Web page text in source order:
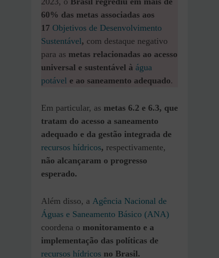
60% das metas associadas aos
17 Objetivos de Desenvolvimento
Sustentável, com destaque negativo
para as metas relacionadas ao acesso
universal e sustentável à água
potável e ao saneamento adequado.
Em particular, as metas 6.2 e 6.3, que
tratam do acesso a saneamento
adequado e da gestão integrada de
recursos hídricos, respectivamente,
não alcançaram o progresso
esperado.
Além disso, a Agência Nacional de
Águas e Saneamento Básico (ANA)
coordena o monitoramento e a
implementação das políticas de
recursos hídricos no Brasil.